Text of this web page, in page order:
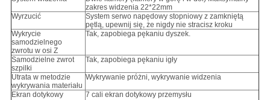
zakres widzenia 22*22mm
Wyrzucić
System serwo napędowy stopniowy z zamkniętą
pętlą, upewnij się, że nigdy nie stracisz kroku
Wykrycie
samodzielnego
zwrotu w osi Z
Tak, zapobiega pękaniu dyszek.
Samodzielne zwrot
szpilki
Tak, zapobiega pękaniu igły
Utrata w metodzie
wykrywania materiału
Wykrywanie próżni, wykrywanie widzenia
Ekran dotykowy
7 cali ekran dotykowy przemysłu